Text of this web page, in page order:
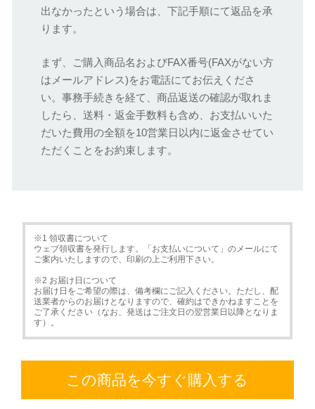
出なかったという場合は、下記手順にて返品を承
ります。
まず、ご購入商品名およびFAX番号(FAXがない方
はメールアドレス)をお電話にてお伝えくださ
い。事務手続きを経て、商品返送の確認が取れま
したら、送料・返金手数料も含め、お支払いいた
だいた費用の全額を10営業日以内に返金させてい
ただくことをお約束します。
※1 領収書について
ウェブ領収書を発行します。「お支払いについて」のメールにて
ご案内いたしますので、印刷の上ご利用下さい。
※2 お届け日について
お届け日をご希望の際は、備考欄にご記入ください。ただし、配
送業者からのお届けとなりますので、確約はできかねますことを
ご了承ください（なお、発送はご注文日の翌営業日以降となりま
す）。
この商品を今すぐ購入する